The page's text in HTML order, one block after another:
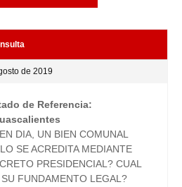
de 2019
de Referencia:
DIA, UN BIEN COMUNAL
SE ACREDITA MEDIANTE
PRESIDENCIAL? CUAL
SU FUNDAMENTO LEGAL?